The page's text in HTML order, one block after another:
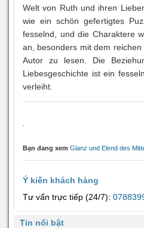
Welt von Ruth und ihren
wie ein schön gefertigtes
fesselnd, und die Charaktere
an, besonders mit dem
Autor zu lesen. Die
Liebesgeschichte ist ein
verleiht.
Bạn đang xem Glanz und Elend des
Ý kiến khách hàng
Tư vấn trực tiếp (24/7):
Tin nổi bật